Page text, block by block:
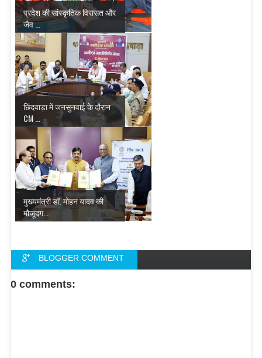
प्रदेश की सांस्कृतिक विरासत और
जैव ...
छिंदवाड़ा में जनसुनवाई के दौरान
CM ...
मुख्यमंत्री डॉ. मोहन यादव की
मौजूदग...
BLOGGER COMMENT
FACEBOOK COMMENT
0 comments: